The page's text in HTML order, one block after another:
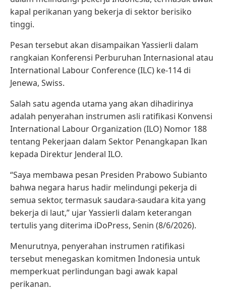
kapal perikanan yang bekerja di sektor berisiko
tinggi.
Pesan tersebut akan disampaikan Yassierli dalam
rangkaian Konferensi Perburuhan Internasional atau
International Labour Conference (ILC) ke-114 di
Jenewa, Swiss.
Salah satu agenda utama yang akan dihadirinya
adalah penyerahan instrumen asli ratifikasi Konvensi
International Labour Organization (ILO) Nomor 188
tentang Pekerjaan dalam Sektor Penangkapan Ikan
kepada Direktur Jenderal ILO.
“Saya membawa pesan Presiden Prabowo Subianto
bahwa negara harus hadir melindungi pekerja di
semua sektor, termasuk saudara-saudara kita yang
bekerja di laut,” ujar Yassierli dalam keterangan
tertulis yang diterima iDoPress, Senin (8/6/2026).
Menurutnya, penyerahan instrumen ratifikasi
tersebut menegaskan komitmen Indonesia untuk
memperkuat perlindungan bagi awak kapal
perikanan.